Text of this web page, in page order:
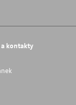
a kontakty